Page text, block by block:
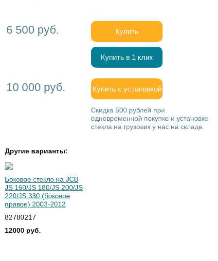
6 500 руб. Купить
Купить в 1 клик
10 000 руб. Купить с установкой
Скидка 500 рублей при
одновременной покупке и установке
стекла на грузовик у нас на складе.
Другие варианты:
Боковое стекло на JCB
JS 160/JS 180/JS 200/JS
220/JS 330 (боковое
правое) 2003-2012
82780217
12000 руб.